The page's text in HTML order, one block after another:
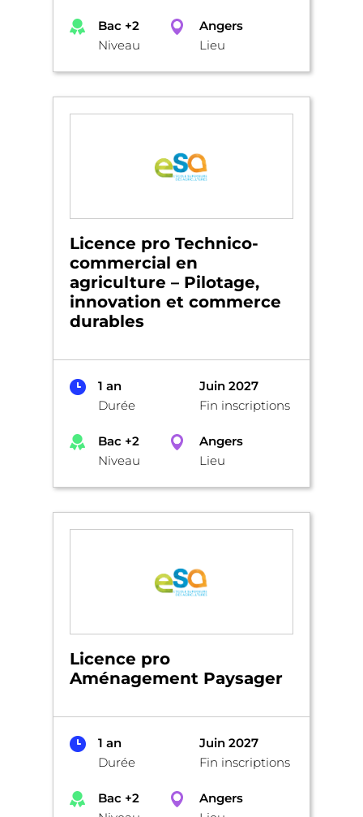
Bac +2
Niveau
Angers
Lieu
Licence pro Technico-
commercial en
agriculture – Pilotage,
innovation et commerce
durables
1 an
Durée
Juin 2027
Fin inscriptions
Bac +2
Niveau
Angers
Lieu
Licence pro
Aménagement Paysager
1 an
Durée
Juin 2027
Fin inscriptions
Bac +2
Angers